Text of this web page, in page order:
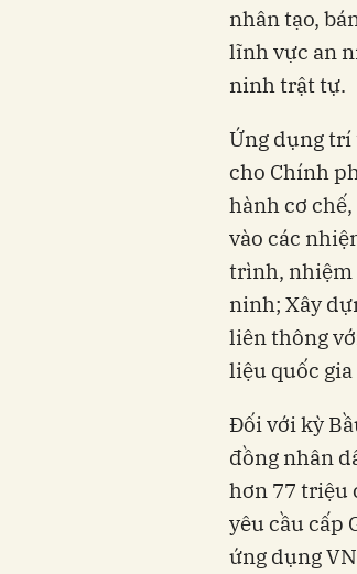
nhân tạo,
lĩnh vực an
ninh trật tự.
Ứng dụng trí
cho Chính
hành cơ
vào các
trình, nhiệm
ninh; Xây
liên thông
liệu quốc gia
Đối với kỳ
đồng nhân
hơn 77 triệu
yêu cầu cấp
ứng dụng